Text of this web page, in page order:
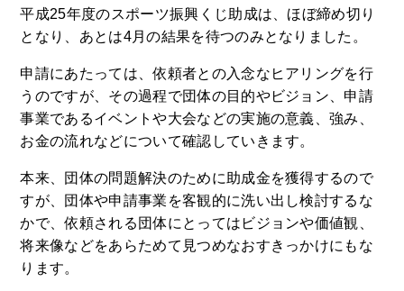
平成25年度のスポーツ振興くじ助成は、ほぼ締め切り
となり、あとは4月の結果を待つのみとなりました。
申請にあたっては、依頼者との入念なヒアリングを行
うのですが、その過程で団体の目的やビジョン、申請
事業であるイベントや大会などの実施の意義、強み、
お金の流れなどについて確認していきます。
本来、団体の問題解決のために助成金を獲得するので
すが、団体や申請事業を客観的に洗い出し検討するな
かで、依頼される団体にとってはビジョンや価値観、
将来像などをあらためて見つめなおすきっかけにもな
ります。